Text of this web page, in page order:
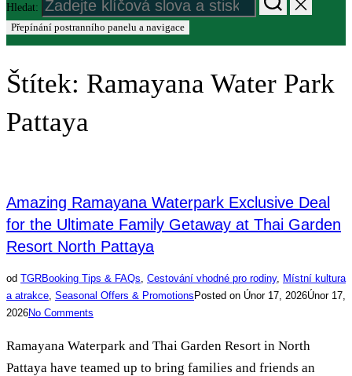
Hledat:
Přepínání postranního panelu a navigace
Štítek: Ramayana Water Park
Pattaya
Amazing Ramayana Waterpark Exclusive Deal
for the Ultimate Family Getaway at Thai Garden
Resort North Pattaya
od TGRBooking Tips & FAQs, Cestování vhodné pro rodiny, Místní kultura
a atrakce, Seasonal Offers & Promotions Posted on Únor 17, 2026Únor 17,
2026No Comments
Ramayana Waterpark and Thai Garden Resort in North
Pattaya have teamed up to bring families and friends an